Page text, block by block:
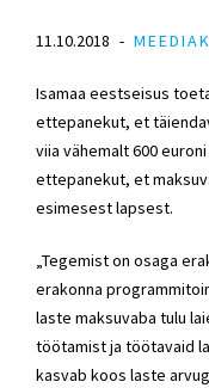
11.10.2018
Isamaa eestseisus
ettepanekut, et
viia vähemalt 600
ettepanekut, et
esimesest lapsest.
„Tegemist on osaga
erakonna
laste maksuvaba tulu
töötamist ja töötavaid
kasvab koos laste